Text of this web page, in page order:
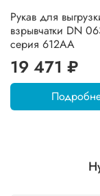
Рукав для
взрывчатки DN
серия 612AA
19 471 ₽